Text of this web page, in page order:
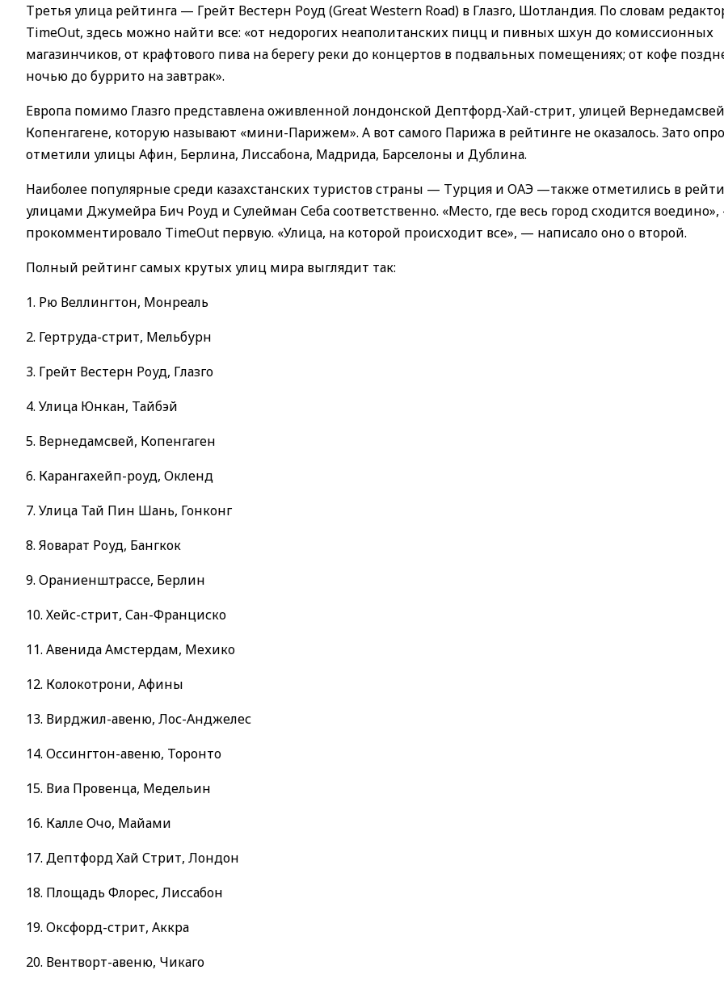
Третья улица рейтинга — Грейт Вестерн Роуд (Great Western Road) в Глазго, Шотландия. По словам
TimeOut, здесь можно найти все: «от недорогих неаполитанских пицц и пивных шхун до комиссионных
магазинчиков, от крафтового пива на берегу реки до концертов в подвальных помещениях; от кофе
ночью до буррито на завтрак».
Европа помимо Глазго представлена оживленной лондонской Дептфорд-Хай-стрит, улицей
Копенгагене, которую называют «мини-Парижем». А вот самого Парижа в рейтинге не оказалось. Зато
отметили улицы Афин, Берлина, Лиссабона, Мадрида, Барселоны и Дублина.
Наиболее популярные среди казахстанских туристов страны — Турция и ОАЭ —также отметились в
улицами Джумейра Бич Роуд и Сулейман Себа соответственно. «Место, где весь город сходится
прокомментировало TimeOut первую. «Улица, на которой происходит все», — написало оно о второй.
Полный рейтинг самых крутых улиц мира выглядит так:
1. Рю Веллингтон, Монреаль
2. Гертруда-стрит, Мельбурн
3. Грейт Вестерн Роуд, Глазго
4. Улица Юнкан, Тайбэй
5. Вернедамсвей, Копенгаген
6. Карангахейп-роуд, Окленд
7. Улица Тай Пин Шань, Гонконг
8. Яоварат Роуд, Бангкок
9. Ораниенштрассе, Берлин
10. Хейс-стрит, Сан-Франциско
11. Авенида Амстердам, Мехико
12. Колокотрони, Афины
13. Вирджил-авеню, Лос-Анджелес
14. Оссингтон-авеню, Торонто
15. Виа Провенца, Медельин
16. Калле Очо, Майами
17. Дептфорд Хай Стрит, Лондон
18. Площадь Флорес, Лиссабон
19. Оксфорд-стрит, Аккра
20. Вентворт-авеню, Чикаго